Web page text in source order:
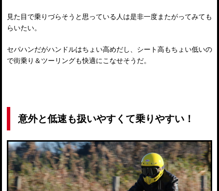
見た目で乗りづらそうと思っている人は是非一度またがってみても
らいたい。
セパハンだがハンドルはちょい高めだし、シート高もちょい低いの
で街乗り＆ツーリングも快適にこなせそうだ。
意外と低速も扱いやすくて乗りやすい！